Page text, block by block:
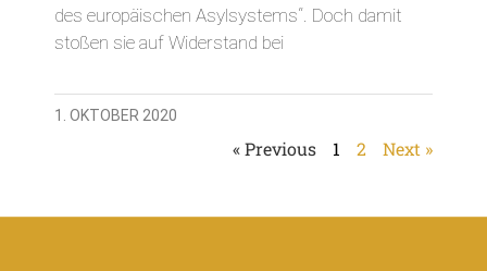
des europäischen Asylsystems“. Doch damit
stoßen sie auf Widerstand bei
1. OKTOBER 2020
« Previous 1 2 Next »